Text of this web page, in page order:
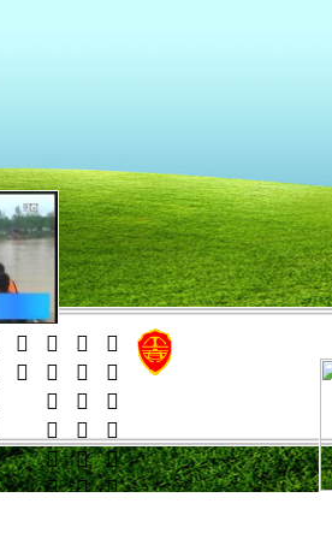
    
